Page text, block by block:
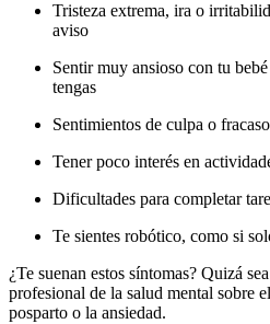
Tristeza extrema, ira o
aviso
Sentir muy ansioso con tu
tengas
Sentimientos de culpa o
Tener poco interés en
Dificultades para completar
Te sientes robótico, como si
¿Te suenan estos síntomas? Quizá
profesional de la salud mental sobre
posparto o la ansiedad.